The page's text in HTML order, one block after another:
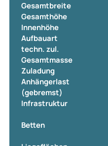
Gesamtbreite
Gesamthöhe
Innenhöhe
Aufbauart
techn. zul.
Gesamtmasse
Zuladung
Anhängerlast
(gebremst)
Infrastruktur
Betten